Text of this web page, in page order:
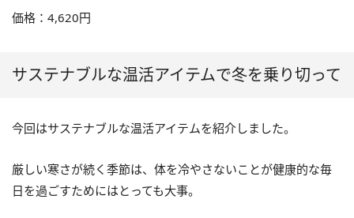
価格：4,620円
サステナブルな温活アイテムで冬を乗り切って
今回はサステナブルな温活アイテムを紹介しました。
厳しい寒さが続く季節は、体を冷やさないことが健康的な毎
日を過ごすためにはとっても大事。